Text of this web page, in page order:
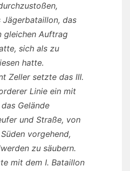
Jägerbataillon, das
gleichen Auftrag
sich als zu
hatte.
Zeller setzte das III.
Linie ein mit
Gelände
und Straße, von
vorgehend,
zu säubern.
mit dem I. Bataillon